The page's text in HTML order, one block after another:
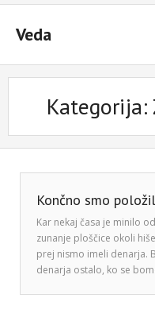
Skip
contentVeda
Kategorija:
Končno smo
Kar nekaj časa je minilo
zunanje ploščice okoli
prej nismo imeli denarja.
denarja ostalo, ko se